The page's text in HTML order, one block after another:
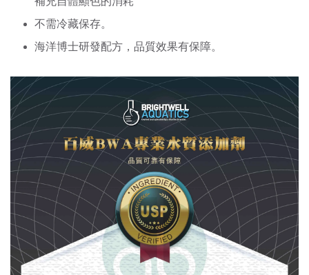
不需冷藏保存。
海洋博士研發配方，品質效果有保障。